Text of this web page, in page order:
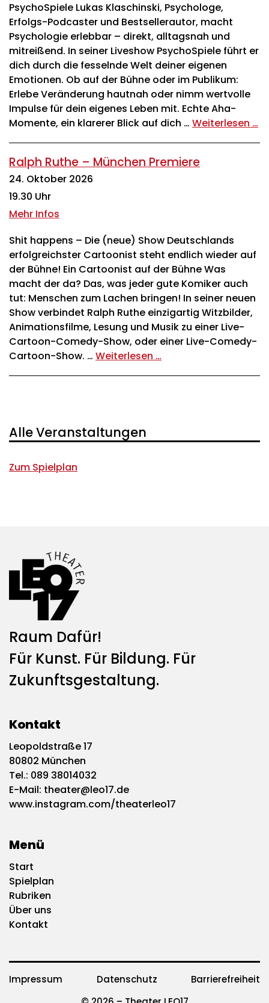
PsychoSpiele Lukas Klaschinski, Psychologe,
Erfolgs-Podcaster und Bestsellerautor, macht
Psychologie erlebbar – direkt, alltagsnah und
mitreißend. In seiner Liveshow PsychoSpiele führt er
dich durch die fesselnde Welt deiner eigenen
Emotionen. Ob auf der Bühne oder im Publikum:
Erlebe Veränderung hautnah oder nimm wertvolle
Impulse für dein eigenes Leben mit. Echte Aha-
Momente, ein klarerer Blick auf dich … Weiterlesen …
Ralph Ruthe – München Premiere
24. Oktober 2026
19.30 Uhr
Mehr Infos
Shit happens – Die (neue) Show Deutschlands
erfolgreichster Cartoonist steht endlich wieder auf
der Bühne! Ein Cartoonist auf der Bühne Was
macht der da? Das, was jeder gute Komiker auch
tut: Menschen zum Lachen bringen! In seiner neuen
Show verbindet Ralph Ruthe einzigartig Witzbilder,
Animationsfilme, Lesung und Musik zu einer Live-
Cartoon-Comedy-Show, oder einer Live-Comedy-
Cartoon-Show. … Weiterlesen …
Alle Veranstaltungen
Zum Spielplan
Raum Dafür!
Für Kunst. Für Bildung. Für
Zukunftsgestaltung.
Kontakt
Leopoldstraße 17
80802 München
Tel.: 089 38014032
E-Mail: theater@leo17.de
www.instagram.com/theaterleo17
Menü
Start
Spielplan
Rubriken
Über uns
Kontakt
Impressum Datenschutz
Barrierefreiheit